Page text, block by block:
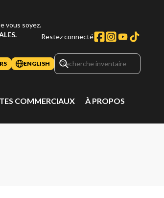
vous soyez.
Restez connecté
ENGLISH
COMMERCIAUX À PROPOS